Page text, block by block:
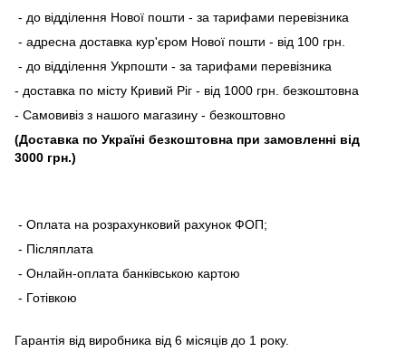
- до відділення Нової пошти - за тарифами перевізника
- адресна доставка кур'єром Нової пошти - від 100 грн.
- до відділення Укрпошти - за тарифами перевізника
- доставка по місту Кривий Ріг - від 1000 грн. безкоштовна
- Самовивіз з нашого магазину - безкоштовно
(Доставка по Україні безкоштовна при замовленні від
3000 грн.)
- Оплата на розрахунковий рахунок ФОП;
- Післяплата
- Онлайн-оплата банківською картою
- Готівкою
Гарантія від виробника від 6 місяців до 1 року.